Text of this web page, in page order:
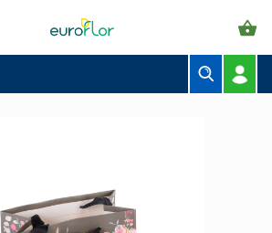
СВАДЕБНАЯ ФЛОРИСТИКА
КАТАЛОГ
ПАКЕТЫ И СУМКИ